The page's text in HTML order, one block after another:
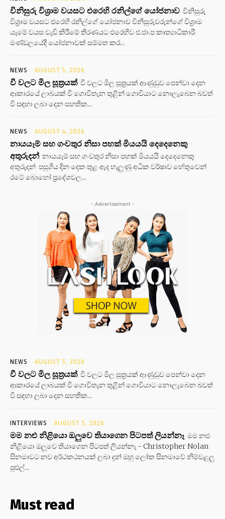
විනිසුරු විශ්‍රාම වයසට එරෙහි රනිල්ගේ යෝජනාව විනිසුරු
විශ්‍රාම වයසට එරෙහි රනිල්ගේ යෝජනාව විනිසුරුවරුන්ගේ විශ්‍රාම
යෑමේ වයස වැඩි කිරීමේ තීරණයට එරෙහිව එ.ජා.ප කෘත්‍යාධිකාරී
මණ්ඩලයේදී යෝජනාවක් සම්මත කර...
NEWS AUGUST 5, 2026
වී වලට මිල සූත්‍රයක් වී වලට මිල සූත්‍රයක් ආණුඩුව පෙන්වා දෙන
ආකාරයේ ලාබයක් වී ගොවිතැන තුළින් ගොවියාට නොලැබෙන බවත්
වී සඳහා ලබා දෙන සහතික...
NEWS AUGUST 4, 2026
නායයෑම් සහ ගංවතුර නිසා පහක් මියයයි දෙදෙනෙකු
අතුරුදන් නායයෑම් සහ ගංවතුර නිසා පහක් මියයයි දෙදෙනෙකු
අතුරුදන් පසුගිය දින දෙක තුළ ඇද හැලුණු අධික වර්ෂාව හේතුවෙන්
රටේ බොහෝ ප්‍රදේශවල...
- Advertisement -
NEWS AUGUST 5, 2026
වී වලට මිල සූත්‍රයක් වී වලට මිල සූත්‍රයක් ආණුඩුව පෙන්වා දෙන
ආකාරයේ ලාබයක් වී ගොවිතැන තුළින් ගොවියාට නොලැබෙන බවත්
වී සඳහා ලබා දෙන සහතික...
INTERVIEWS AUGUST 5, 2026
මම නළු නිළියො ඔලුවෙ තියාගෙන පිටපත් ලියන්නෑ මම නළු
නිළියො ඔලුවෙ තියාගෙන පිටපත් ලියන්නෑ - Christopher Nolan
සිනමාවට නව අර්ථකථනයක් ලබා දුන් ඔහු ලෝක සිනමාවේ නිම්වළලු
පුළුල්...
Must read